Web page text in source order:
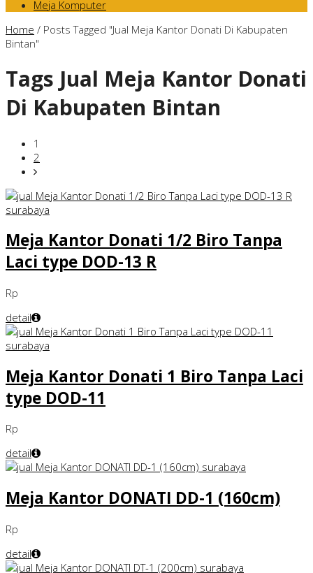
Meja Komputer
Home / Posts Tagged "Jual Meja Kantor Donati Di Kabupaten
Bintan"
Tags Jual Meja Kantor Donati
Di Kabupaten Bintan
1
2
Meja Kantor Donati 1/2 Biro Tanpa
Laci type DOD-13 R
Rp
detail
Meja Kantor Donati 1 Biro Tanpa Laci
type DOD-11
Rp
detail
Meja Kantor DONATI DD-1 (160cm)
Rp
detail